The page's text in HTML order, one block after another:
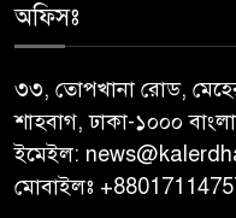
অফিসঃ
৩৩, তোপখানা রোড,
শাহবাগ, ঢাকা-১০০০
ইমেইল:
মোবাইলঃ